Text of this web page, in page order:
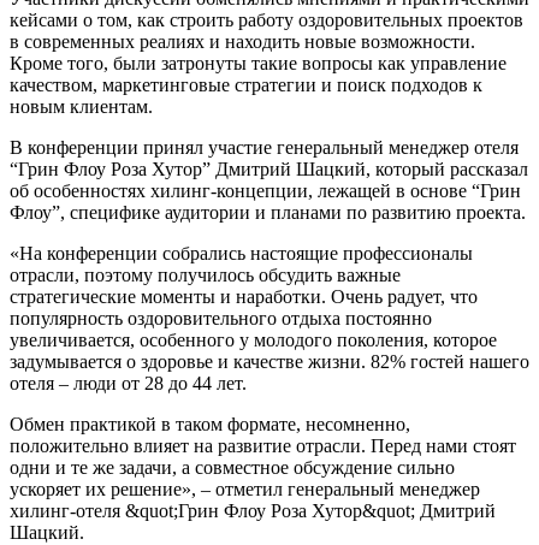
кейсами о том, как строить работу оздоровительных проектов
в современных реалиях и находить новые возможности.
Кроме того, были затронуты такие вопросы как управление
качеством, маркетинговые стратегии и поиск подходов к
новым клиентам.
В конференции принял участие генеральный менеджер отеля
“Грин Флоу Роза Хутор” Дмитрий Шацкий, который рассказал
об особенностях хилинг-концепции, лежащей в основе “Грин
Флоу”, специфике аудитории и планами по развитию проекта.
«На конференции собрались настоящие профессионалы
отрасли, поэтому получилось обсудить важные
стратегические моменты и наработки. Очень радует, что
популярность оздоровительного отдыха постоянно
увеличивается, особенного у молодого поколения, которое
задумывается о здоровье и качестве жизни. 82% гостей нашего
отеля – люди от 28 до 44 лет.
Обмен практикой в таком формате, несомненно,
положительно влияет на развитие отрасли. Перед нами стоят
одни и те же задачи, а совместное обсуждение сильно
ускоряет их решение», – отметил генеральный менеджер
хилинг-отеля &quot;Грин Флоу Роза Хутор&quot; Дмитрий
Шацкий.